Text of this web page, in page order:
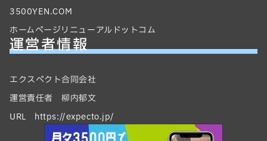
3500YEN.COM
ホームページリニューアルドットコム
運営者情報
エクスペクト合同会社
運営責任者 柳内郁文
URL https://expecto.jp/